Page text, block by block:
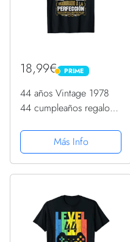
18,99€ PRIME
PRIME
44 años Vintage 1978
44 cumpleaños regalo
Más Info